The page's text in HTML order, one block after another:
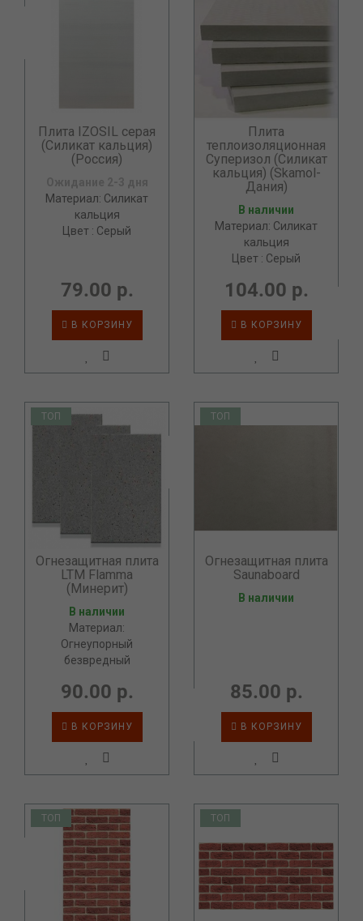
Плита IZOSIL серая
(Силикат кальция)
(Россия)
Материал: Силикат
кальция
Цвет : Серый
79.00 р.
В КОРЗИНУ
Плита
теплоизоляционная
Суперизол (Силикат
кальция) (Skamol-
Дания)
В наличии
Материал: Силикат
кальция
Цвет : Серый
104.00 р.
В КОРЗИНУ
ТОП
Огнезащитная плита
LTM Flamma
(Минерит)
В наличии
Материал:
Огнеупорный
безвредный
90.00 р.
В КОРЗИНУ
ТОП
Огнезащитная плита
Saunaboard
В наличии
85.00 р.
В КОРЗИНУ
ТОП ТОП